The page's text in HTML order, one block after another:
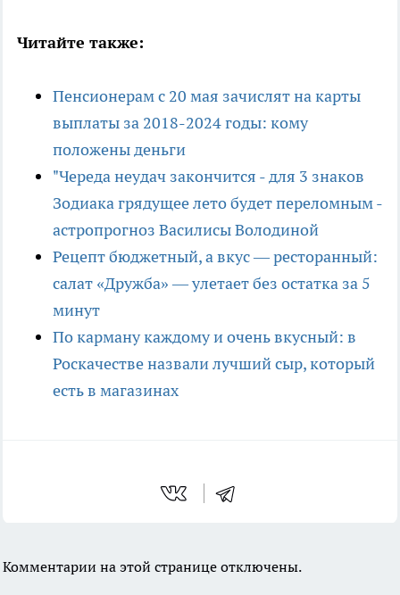
Читайте также:
Пенсионерам с 20 мая зачислят на карты
выплаты за 2018-2024 годы: кому
положены деньги
"Череда неудач закончится - для 3 знаков
Зодиака грядущее лето будет переломным -
астропрогноз Василисы Володиной
Рецепт бюджетный, а вкус — ресторанный:
салат «Дружба» — улетает без остатка за 5
минут
По карману каждому и очень вкусный: в
Роскачестве назвали лучший сыр, который
есть в магазинах
Комментарии на этой странице отключены.